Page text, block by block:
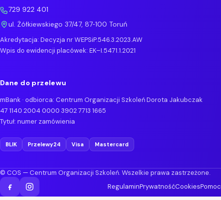
729 922 401
ul. Żółkiewskiego 37/47, 87‑100 Toruń
Akredytacja: Decyzja nr WEPSiP.546.3.2023.AW
Wpis do ewidencji placówek: EK–I.5471.1.2021
Dane do przelewu
mBank · odbiorca: Centrum Organizacji Szkoleń Dorota Jakubczak
47 1140 2004 0000 3902 7713 1665
Tytuł: numer zamówienia
BLIK Przelewy24 Visa Mastercard
© COS — Centrum Organizacji Szkoleń. Wszelkie prawa zastrzeżone.
RegulaminPrywatnośćCookiesPomoc